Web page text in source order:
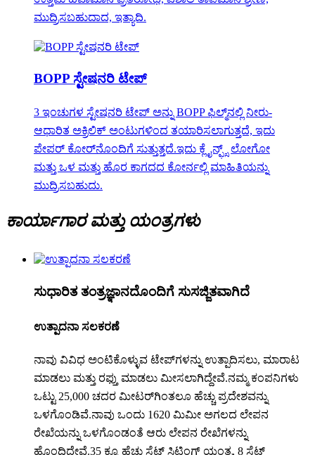
ಮುದ್ರಿಸಬಹುದಾದ, ಇತ್ಯಾದಿ.
BOPP ಸ್ಟೇಷನರಿ ಟೇಪ್
3 ಇಂಚುಗಳ ಸ್ಟೇಷನರಿ ಟೇಪ್ ಅನ್ನು BOPP ಫಿಲ್ಮ್‌ನಲ್ಲಿ ನೀರು-
ಆಧಾರಿತ ಅಕ್ರಿಲಿಕ್ ಅಂಟುಗಳಿಂದ ತಯಾರಿಸಲಾಗುತ್ತದೆ, ಇದು
ಪೇಪರ್ ಕೋರ್‌ನೊಂದಿಗೆ ಸುತ್ತುತ್ತದೆ.ಇದು ಕ್ಲೈನ್ಫ್ಸ್ ಲೋಗೋ
ಮತ್ತು ಒಳ ಮತ್ತು ಹೊರ ಕಾಗದದ ಕೋರ್ನಲ್ಲಿ ಮಾಹಿತಿಯನ್ನು
ಮುದ್ರಿಸಬಹುದು.
ಕಾರ್ಯಾಗಾರ ಮತ್ತು ಯಂತ್ರಗಳು
ಸುಧಾರಿತ ತಂತ್ರಜ್ಞಾನದೊಂದಿಗೆ ಸುಸಜ್ಜಿತವಾಗಿದೆ
ಉತ್ಪಾದನಾ ಸಲಕರಣೆ
ನಾವು ವಿವಿಧ ಅಂಟಿಕೊಳ್ಳುವ ಟೇಪ್‌ಗಳನ್ನು ಉತ್ಪಾದಿಸಲು, ಮಾರಾಟ
ಮಾಡಲು ಮತ್ತು ರಫ್ತು ಮಾಡಲು ಮೀಸಲಾಗಿದ್ದೇವೆ.ನಮ್ಮ ಕಂಪನಿಗಳು
ಒಟ್ಟು 25,000 ಚದರ ಮೀಟರ್‌ಗಿಂತಲೂ ಹೆಚ್ಚು ಪ್ರದೇಶವನ್ನು
ಒಳಗೊಂಡಿವೆ.ನಾವು ಒಂದು 1620 ಮಿಮೀ ಅಗಲದ ಲೇಪನ
ರೇಖೆಯನ್ನು ಒಳಗೊಂಡಂತೆ ಆರು ಲೇಪನ ರೇಖೆಗಳನ್ನು
ಹೊಂದಿದ್ದೇವೆ.35 ಕ್ಕೂ ಹೆಚ್ಚು ಸೆಟ್ ಸ್ಲಿಟಿಂಗ್ ಯಂತ್ರ, 8 ಸೆಟ್